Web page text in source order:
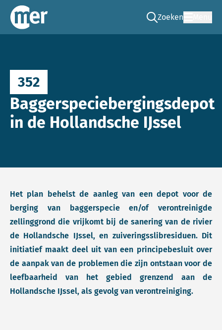
Commissie mer
Zoeken
Ga naar de zoek
352
Baggerspeciebergingsdepot
in de Hollandsche IJssel
Het plan behelst de aanleg van een depot voor de
berging van baggerspecie en/of verontreinigde
zellinggrond die vrijkomt bij de sanering van de rivier
de Hollandsche IJssel, en zuiveringsslibresiduen. Dit
initiatief maakt deel uit van een principebesluit over
de aanpak van de problemen die zijn ontstaan voor de
leefbaarheid van het gebied grenzend aan de
Hollandsche IJssel, als gevolg van verontreiniging.